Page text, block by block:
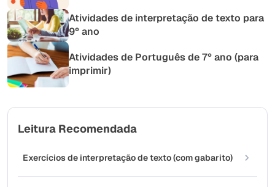
Atividades de interpretação de texto para
9º ano
Atividades de Português de 7º ano (para
imprimir)
Leitura Recomendada
Exercícios de interpretação de texto (com gabarito)